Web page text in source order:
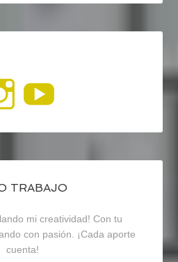
Ver
perfil
de
recursosep
en
TRABAJO
mi creatividad! Con tu
con pasión. ¡Cada aporte
cuenta!